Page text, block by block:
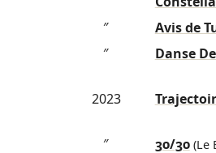
″
Avis de
″
Danse
2023
″ 30/30(Le